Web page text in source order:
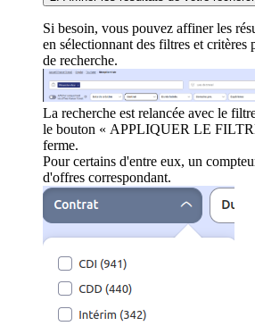
Si besoin, vous pouvez affiner les
en sélectionnant des filtres et critères
de recherche.
La recherche est relancée avec le
le bouton « APPLIQUER LE
ferme.
Pour certains d'entre eux, un
d'offres correspondant.